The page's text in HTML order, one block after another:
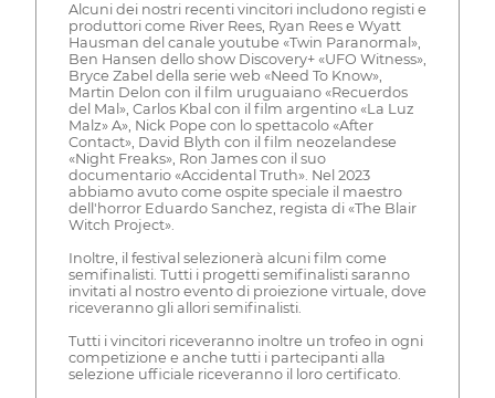
Alcuni dei nostri recenti vincitori includono registi e
produttori come River Rees, Ryan Rees e Wyatt
Hausman del canale youtube «Twin Paranormal»,
Ben Hansen dello show Discovery+ «UFO Witness»,
Bryce Zabel della serie web «Need To Know»,
Martin Delon con il film uruguaiano «Recuerdos
del Mal», Carlos Kbal con il film argentino «La Luz
Malz» A», Nick Pope con lo spettacolo «After
Contact», David Blyth con il film neozelandese
«Night Freaks», Ron James con il suo
documentario «Accidental Truth». Nel 2023
abbiamo avuto come ospite speciale il maestro
dell'horror Eduardo Sanchez, regista di «The Blair
Witch Project».
Inoltre, il festival selezionerà alcuni film come
semifinalisti. Tutti i progetti semifinalisti saranno
invitati al nostro evento di proiezione virtuale, dove
riceveranno gli allori semifinalisti.
Tutti i vincitori riceveranno inoltre un trofeo in ogni
competizione e anche tutti i partecipanti alla
selezione ufficiale riceveranno il loro certificato.